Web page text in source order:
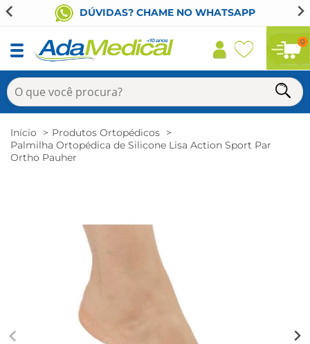
DÚVIDAS? CHAME NO WHATSAPP
0
Início
Produtos Ortopédicos
Palmilha Ortopédica de Silicone Lisa Action Sport Par
Ortho Pauher